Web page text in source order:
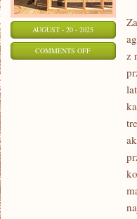
AUGUST - 20 - 2025
COMMENTS OFFON
ZAWODOWO
z